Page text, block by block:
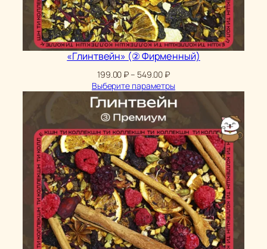
«Глинтвейн» (② Фирменный)
199.00 ₽– 549.00 ₽Диапазон
цен:
199.00 ₽
–
Выберите параметры